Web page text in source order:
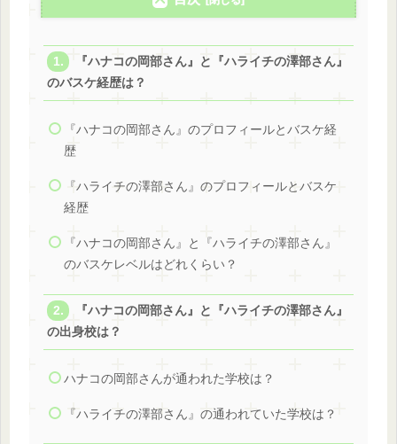
『ハナコの岡部さん』と『ハライチの澤部さん』
のバスケ経歴は？
『ハナコの岡部さん』のプロフィールとバスケ経
歴
『ハライチの澤部さん』のプロフィールとバスケ
経歴
『ハナコの岡部さん』と『ハライチの澤部さん』
のバスケレベルはどれくらい？
『ハナコの岡部さん』と『ハライチの澤部さん』
の出身校は？
ハナコの岡部さんが通われた学校は？
『ハライチの澤部さん』の通われていた学校は？